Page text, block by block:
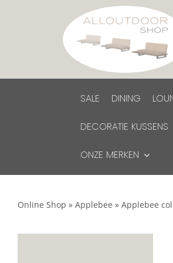
SALE DINING
DECORATIE KUSSENS
ONZE MERKEN
Online Shop » Applebee » Applebee